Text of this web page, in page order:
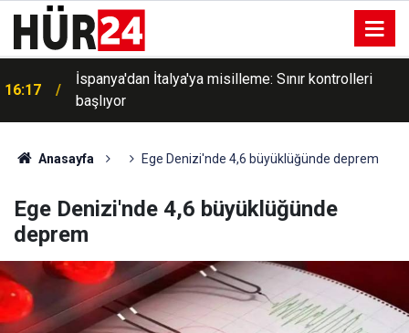
16:17
İspanya'dan İtalya'ya misilleme: Sınır kontrolleri
başlıyor
Anasayfa Ege Denizi'nde 4,6 büyüklüğünde deprem
Ege Denizi'nde 4,6 büyüklüğünde
deprem